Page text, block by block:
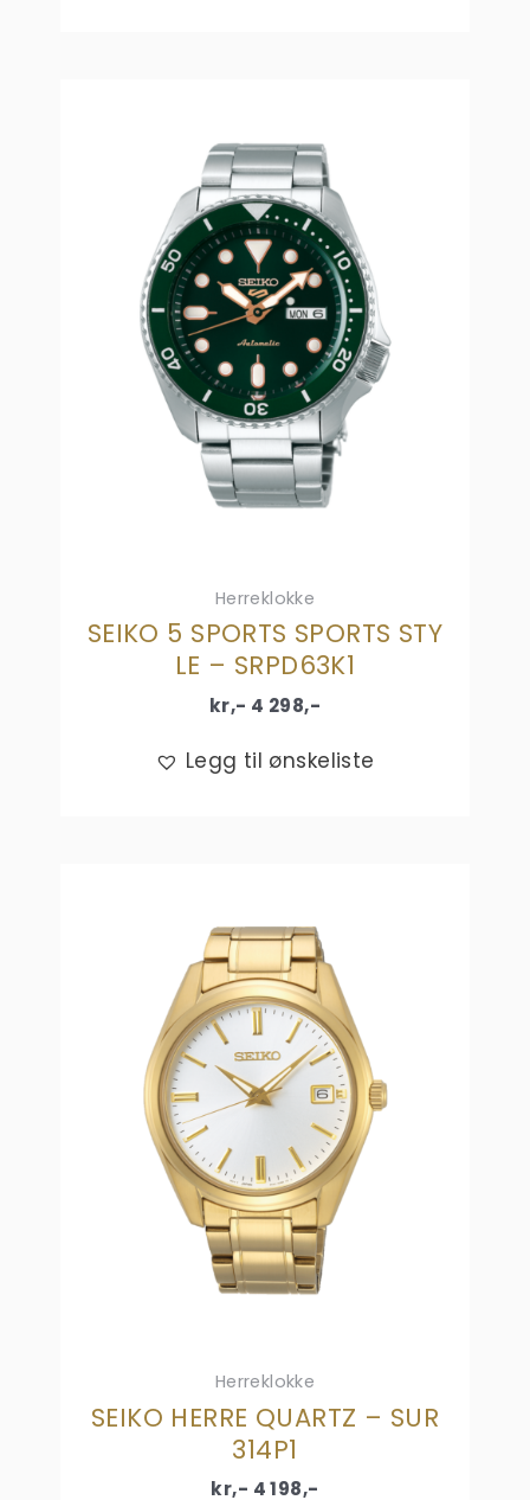
Herreklokke
SEIKO 5 SPORTS SPORTS STY
LE – SRPD63K1
kr,- 4 298,-
Legg til ønskeliste
Herreklokke
SEIKO HERRE QUARTZ – SUR
314P1
kr,- 4 198,-